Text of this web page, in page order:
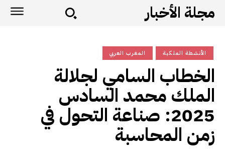
مجلة الأخبار
الأنشطة الملكية المغرب العربي
الخطاب السامي لجلالة
الملك محمد السادس
2025: صناعة التحول في
زمن المحاسبة